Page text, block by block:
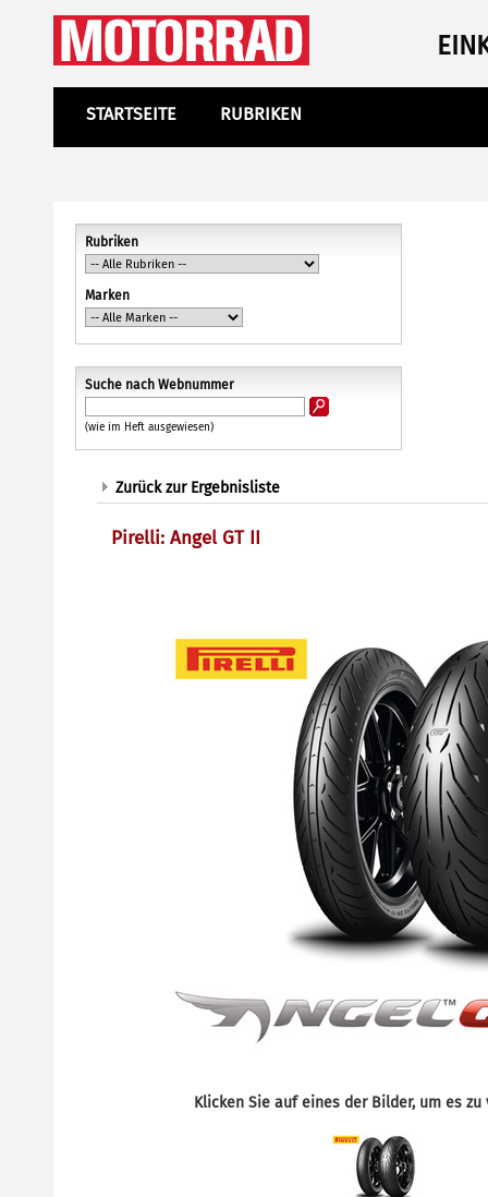
STARTSEITE RUBRIKEN
Rubriken
Marken
Suche nach Webnummer
(wie im Heft ausgewiesen)
Zurück zur Ergebnisliste
Pirelli: Angel GT II
Klicken Sie auf eines der Bilder, um es zu